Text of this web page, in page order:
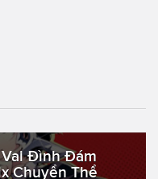
Đình Đám
Chuyển Thể